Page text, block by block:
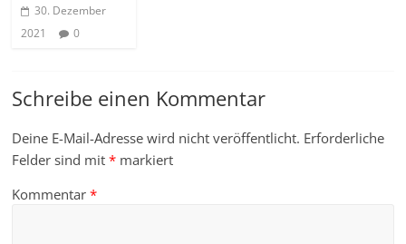
30. Dezember
2021
0
Schreibe einen Kommentar
Deine E-Mail-Adresse wird nicht veröffentlicht. Erforderliche
Felder sind mit* markiert
Kommentar*